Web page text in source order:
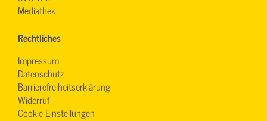
Mediathek
Rechtliches
Impressum
Datenschutz
Barrierefreiheitserklärung
Widerruf
Cookie-Einstellungen